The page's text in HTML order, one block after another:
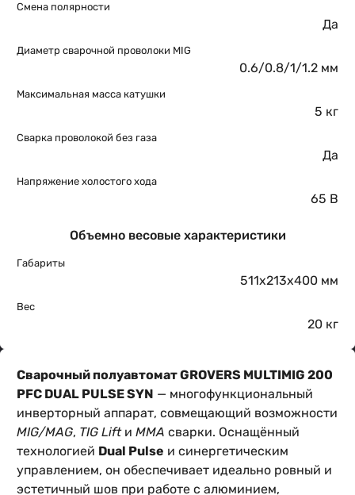
Смена полярности
Да
Диаметр сварочной проволоки MIG
0.6/0.8/1/1.2 мм
Максимальная масса катушки
5 кг
Сварка проволокой без газа
Да
Напряжение холостого хода
65 В
Объемно весовые характеристики
Габариты
511x213x400 мм
Вес
20 кг
Сварочный полуавтомат GROVERS MULTIMIG 200
PFC DUAL PULSE SYN — многофункциональный
инверторный аппарат, совмещающий возможности
MIG/MAG, TIG Liftи MMA сварки. Оснащённый
технологией Dual Pulse и синергетическим
управлением, он обеспечивает идеально ровный и
эстетичный шов при работе с алюминием,